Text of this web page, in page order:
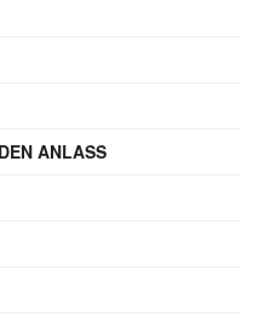
ANLASS